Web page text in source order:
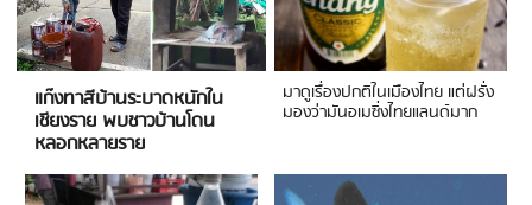
แก๊งทาสีบ้านระบาดหนักใน
เชียงราย พบชาวบ้านโดน
หลอกหลายราย
มาดูเรื่องปกติในเมืองไทย แต่ฝรั่ง
มองว่ามันอเมซิ่งไทยแลนด์มาก